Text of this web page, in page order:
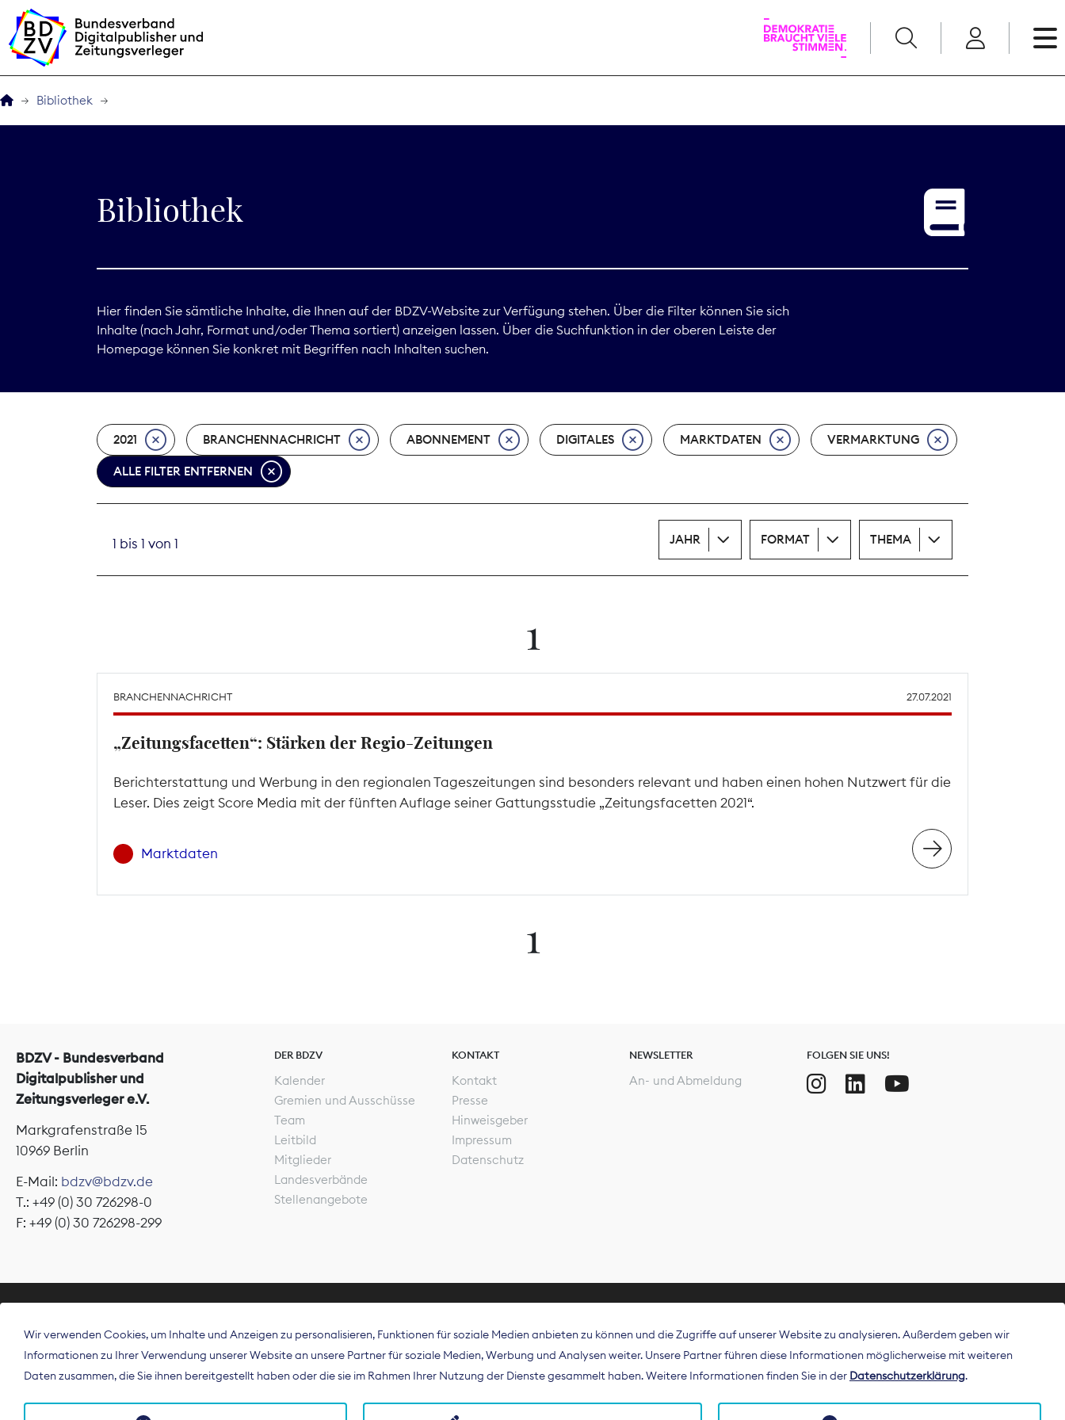
BDZVplus GmbH
Service
Print
Bibliothek
Bibliothek
Hier finden Sie sämtliche Inhalte, die Ihnen auf der BDZV-Website zur Verfügung stehen. Über die Filter können Sie sich
Inhalte (nach Jahr, Format und/oder Thema sortiert) anzeigen lassen. Über die Suchfunktion in der oberen Leiste der
Homepage können Sie konkret mit Begriffen nach Inhalten suchen.
2021 BRANCHENNACHRICHT ABONNEMENT DIGITALES MARKTDATEN VERMARKTUNG
ALLE FILTER ENTFERNEN
1 bis 1 von 1 JAHR FORMAT THEMA
1
BRANCHENNACHRICHT 27.07.2021
„Zeitungsfacetten“: Stärken der Regio-Zeitungen
Berichterstattung und Werbung in den regionalen Tageszeitungen sind besonders relevant und haben einen hohen Nutzwert für die
Leser. Dies zeigt Score Media mit der fünften Auflage seiner Gattungsstudie „Zeitungsfacetten 2021“.
Marktdaten
1
BDZV - Bundesverband
Digitalpublisher und
Zeitungsverleger e.V.
Markgrafenstraße 15
10969 Berlin
E-Mail: bdzv@bdzv.de
T.: +49 (0) 30 726298-0
F: +49 (0) 30 726298-299
DER BDZV
Kalender
Gremien und Ausschüsse
Team
Leitbild
Mitglieder
Landesverbände
Stellenangebote
KONTAKT
Kontakt
Presse
Hinweisgeber
Impressum
Datenschutz
NEWSLETTER
An- und Abmeldung
FOLGEN SIE UNS!
Der Bundesverband Digitalpublisher und Zeitungsverleger (BDZV) vertritt als
Spitzenorganisation die Interessen der Zeitungsverlage und digitalen Publisher in
Deutschland und auf EU-Ebene.
Wir verwenden Cookies, um Inhalte und Anzeigen zu personalisieren, Funktionen für soziale Medien anbieten zu können und die Zugriffe auf unserer Website zu analysieren. Außerdem geben wir
Informationen zu Ihrer Verwendung unserer Website an unsere Partner für soziale Medien, Werbung und Analysen weiter. Unsere Partner führen diese Informationen möglicherweise mit weiteren
Daten zusammen, die Sie ihnen bereitgestellt haben oder die sie im Rahmen Ihrer Nutzung der Dienste gesammelt haben. Weitere Informationen finden Sie in der Datenschutzerklärung.